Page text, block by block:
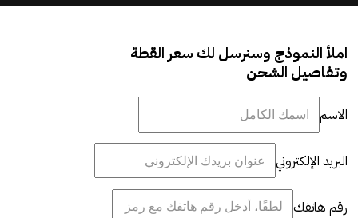
املأ النموذج وسنرسل لك سعر القطة
وتفاصيل الشحن
الاسم
البريد الإلكتروني
رقم هاتفك